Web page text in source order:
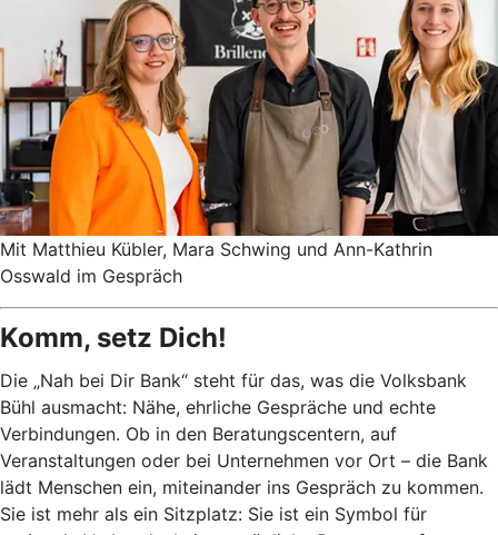
Mit Matthieu Kübler, Mara Schwing und Ann-Kathrin
Osswald im Gespräch
Komm, setz Dich!
Die „Nah bei Dir Bank“ steht für das, was die Volksbank
Bühl ausmacht: Nähe, ehrliche Gespräche und echte
Verbindungen. Ob in den Beratungscentern, auf
Veranstaltungen oder bei Unternehmen vor Ort – die Bank
lädt Menschen ein, miteinander ins Gespräch zu kommen.
Sie ist mehr als ein Sitzplatz: Sie ist ein Symbol für